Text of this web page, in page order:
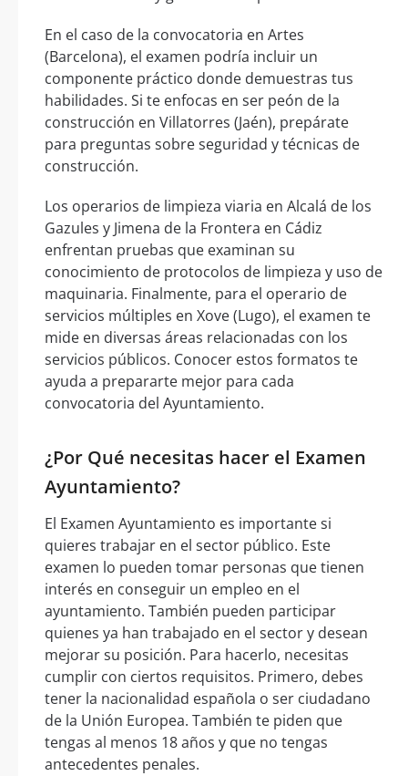
En el caso de la convocatoria en Artes
(Barcelona), el examen podría incluir un
componente práctico donde demuestras tus
habilidades. Si te enfocas en ser peón de la
construcción en Villatorres (Jaén), prepárate
para preguntas sobre seguridad y técnicas de
construcción.
Los operarios de limpieza viaria en Alcalá de los
Gazules y Jimena de la Frontera en Cádiz
enfrentan pruebas que examinan su
conocimiento de protocolos de limpieza y uso de
maquinaria. Finalmente, para el operario de
servicios múltiples en Xove (Lugo), el examen te
mide en diversas áreas relacionadas con los
servicios públicos. Conocer estos formatos te
ayuda a prepararte mejor para cada
convocatoria del Ayuntamiento.
¿Por Qué necesitas hacer el Examen
Ayuntamiento?
El Examen Ayuntamiento es importante si
quieres trabajar en el sector público. Este
examen lo pueden tomar personas que tienen
interés en conseguir un empleo en el
ayuntamiento. También pueden participar
quienes ya han trabajado en el sector y desean
mejorar su posición. Para hacerlo, necesitas
cumplir con ciertos requisitos. Primero, debes
tener la nacionalidad española o ser ciudadano
de la Unión Europea. También te piden que
tengas al menos 18 años y que no tengas
antecedentes penales.